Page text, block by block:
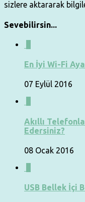
sizlere aktararak
Sevebilirsin...
En İyi Wi-Fi
07 Eylül 2016
Akıllı
Edersiniz?
08 Ocak 2016
USB Bellek İçi